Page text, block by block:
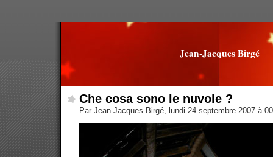
Jean-Jacques Birgé
Che cosa sono le nuvole ?
Par Jean-Jacques Birgé, lundi 24 septembre 2007 à